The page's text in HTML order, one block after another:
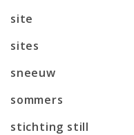
site
sites
sneeuw
sommers
stichting still